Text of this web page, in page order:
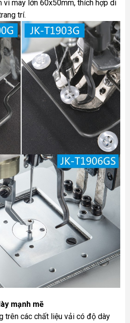
vi may lớn 60x50mm, thích hợp di
trí.
mạnh mẽ
trên các chất liệu vải có độ dày